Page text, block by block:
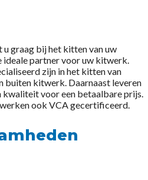
graag bij het kitten van uw
ideale partner voor uw kitwerk.
zijn in het kitten van
buiten kitwerk. Daarnaast leveren
kwaliteit voor een betaalbare prijs.
ook VCA gecertificeerd.